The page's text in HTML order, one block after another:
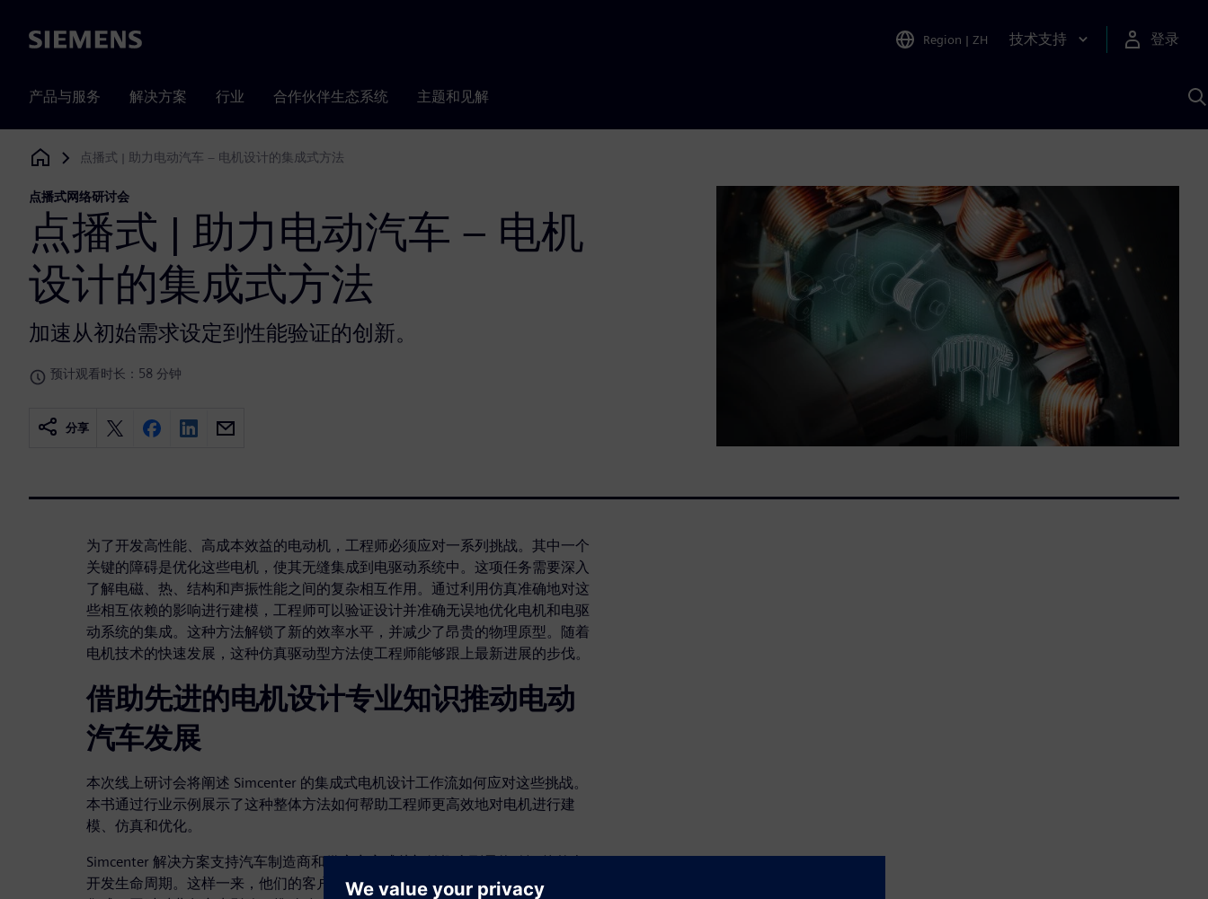
Siemens Region | ZH 技术支持 登录
产品与服务 解决方案 行业 合作伙伴生态系统 主题和见解
Siemens Digital Industries Software
点播式 | 助力电动汽车 – 电机设计的集成式方法
点播式网络研讨会
点播式 | 助力电动汽车 – 电机
设计的集成式方法
加速从初始需求设定到性能验证的创新。
预计观看时长：58 分钟
分享
为了开发高性能、高成本效益的电动机，工程师必须应对一系列挑战。其中一个
关键的障碍是优化这些电机，使其无缝集成到电驱动系统中。这项任务需要深入
了解电磁、热、结构和声振性能之间的复杂相互作用。通过利用仿真准确地对这
些相互依赖的影响进行建模，工程师可以验证设计并准确无误地优化电机和电驱
动系统的集成。这种方法解锁了新的效率水平，并减少了昂贵的物理原型。随着
电机技术的快速发展，这种仿真驱动型方法使工程师能够跟上最新进展的步伐。
借助先进的电机设计专业知识推动电动
汽车发展
本次线上研讨会将阐述 Simcenter 的集成式电机设计工作流如何应对这些挑战。
本书通过行业示例展示了这种整体方法如何帮助工程师更高效地对电机进行建
模、仿真和优化。
Simcenter 解决方案支持汽车制造商和供应商完成从初始概念到最终验证的整个
开发生命周期。这样一来，他们的客户就能加快电机设计优化、性能验证和系统